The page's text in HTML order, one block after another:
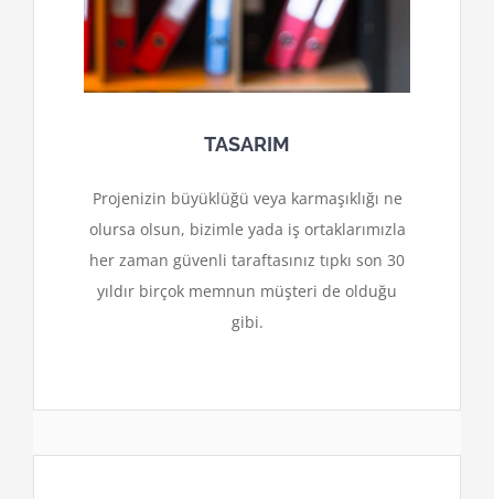
TASARIM
Projenizin büyüklüğü veya karmaşıklığı ne
olursa olsun, bizimle yada iş ortaklarımızla
her zaman güvenli taraftasınız tıpkı son 30
yıldır birçok memnun müşteri de olduğu
gibi.